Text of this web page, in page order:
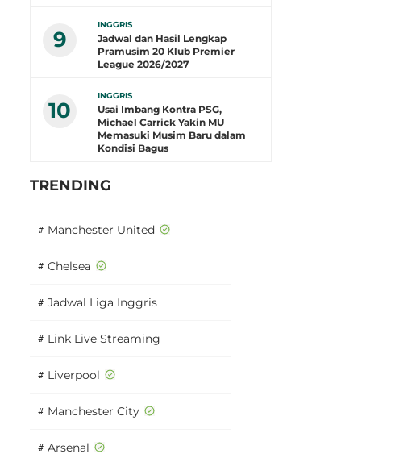
9
INGGRIS
Jadwal dan Hasil Lengkap
Pramusim 20 Klub Premier
League 2026/2027
10
INGGRIS
Usai Imbang Kontra PSG,
Michael Carrick Yakin MU
Memasuki Musim Baru dalam
Kondisi Bagus
TRENDING
# Manchester United
# Chelsea
# Jadwal Liga Inggris
# Link Live Streaming
# Liverpool
# Manchester City
# Arsenal